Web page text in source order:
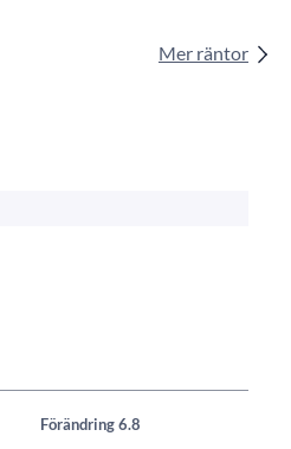
Mer räntor
Förändring 6.8